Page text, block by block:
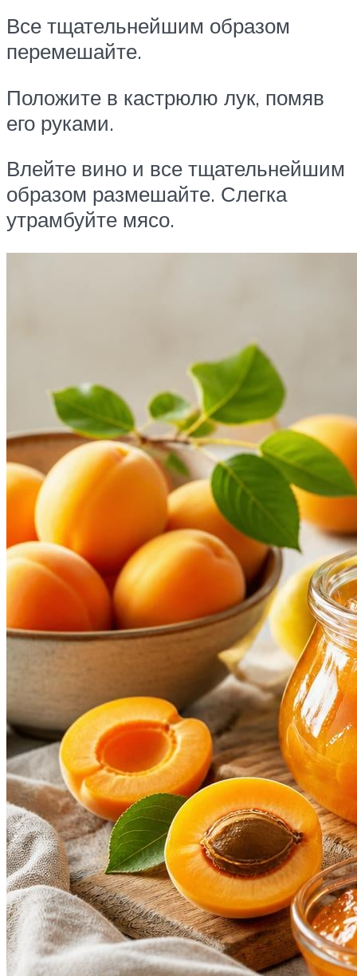
Все тщательнейшим образом
перемешайте.
Положите в кастрюлю лук, помяв
его руками.
Влейте вино и все тщательнейшим
образом размешайте. Слегка
утрамбуйте мясо.